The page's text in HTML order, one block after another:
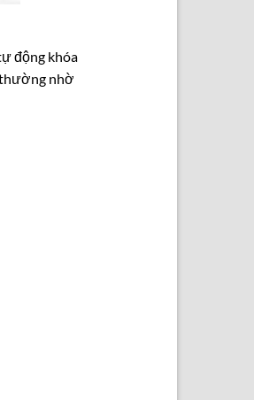
động khóa
thường nhờ